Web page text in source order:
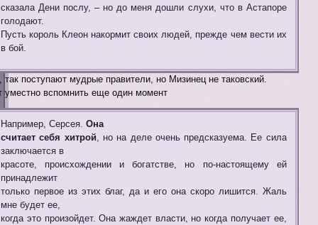
сказала Дени послу, – но до меня дошли слухи, что в Астапоре
голодают.
Пусть король Клеон накормит своих людей, прежде чем вести их
в бой.
так поступают мудрые правители, но Мизинец не таковский.
уместно вспомнить еще один момент
Например, Серсея.Она
считает себя хитрой, но на деле очень предсказуема. Ее сила
заключается в
красоте, происхождении и богатстве, но по-настоящему ей
принадлежит
только первое из этих благ, да и его она скоро лишится. Жаль
мне будет ее,
когда это произойдет. Она жаждет власти, но когда получает ее,